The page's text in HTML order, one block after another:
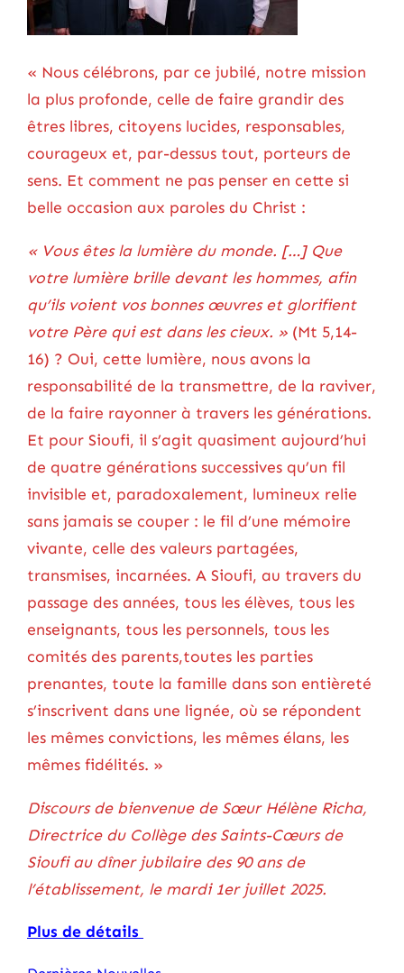
« Nous célébrons, par ce jubilé, notre mission
la plus profonde, celle de faire grandir des
êtres libres, citoyens lucides, responsables,
courageux et, par-dessus tout, porteurs de
sens. Et comment ne pas penser en cette si
belle occasion aux paroles du Christ :
« Vous êtes la lumière du monde. […] Que
votre lumière brille devant les hommes, afin
qu’ils voient vos bonnes œuvres et glorifient
votre Père qui est dans les cieux. » (Mt 5,14-
16) ? Oui, cette lumière, nous avons la
responsabilité de la transmettre, de la raviver,
de la faire rayonner à travers les générations.
Et pour Sioufi, il s’agit quasiment aujourd’hui
de quatre générations successives qu’un fil
invisible et, paradoxalement, lumineux relie
sans jamais se couper : le fil d’une mémoire
vivante, celle des valeurs partagées,
transmises, incarnées. A Sioufi, au travers du
passage des années, tous les élèves, tous les
enseignants, tous les personnels, tous les
comités des parents,toutes les parties
prenantes, toute la famille dans son entièreté
s’inscrivent dans une lignée, où se répondent
les mêmes convictions, les mêmes élans, les
mêmes fidélités. »
Discours de bienvenue de Sœur Hélène Richa,
Directrice du Collège des Saints-Cœurs de
Sioufi au dîner jubilaire des 90 ans de
l’établissement, le mardi 1er juillet 2025.
Plus de détails